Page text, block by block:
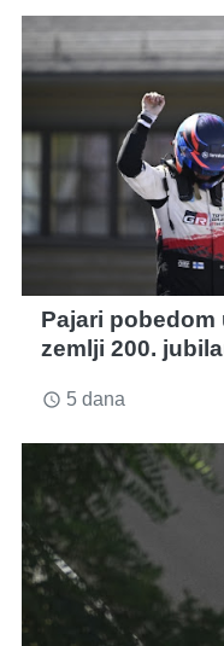
Pajari
zemlji 200.
access_time 5 dana